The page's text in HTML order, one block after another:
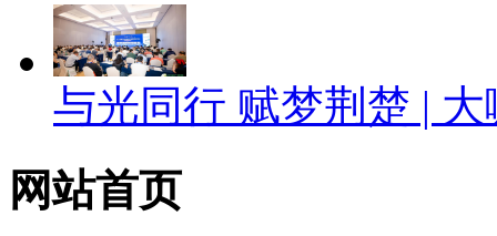
与光同行 赋梦荆楚 |
网站首页